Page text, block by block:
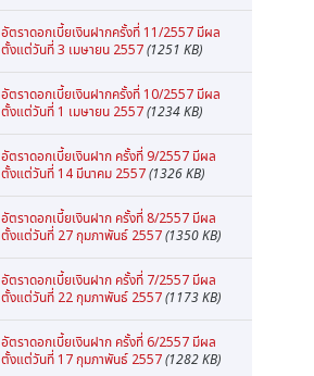
อัตราดอกเบี้ยเงินฝากครั้งที่ 11/2557 มีผล
ตั้งแต่วันที่ 3 เมษายน 2557(1251 KB)
อัตราดอกเบี้ยเงินฝากครั้งที่ 10/2557 มีผล
ตั้งแต่วันที่ 1 เมษายน 2557(1234 KB)
อัตราดอกเบี้ยเงินฝาก ครั้งที่ 9/2557 มีผล
ตั้งแต่วันที่ 14 มีนาคม 2557(1326 KB)
อัตราดอกเบี้ยเงินฝาก ครั้งที่ 8/2557 มีผล
ตั้งแต่วันที่ 27 กุมภาพันธ์ 2557(1350 KB)
อัตราดอกเบี้ยเงินฝาก ครั้งที่ 7/2557 มีผล
ตั้งแต่วันที่ 22 กุมภาพันธ์ 2557(1173 KB)
อัตราดอกเบี้ยเงินฝาก ครั้งที่ 6/2557 มีผล
ตั้งแต่วันที่ 17 กุมภาพันธ์ 2557(1282 KB)